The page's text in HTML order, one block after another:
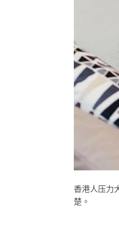
香港人压力
楚。